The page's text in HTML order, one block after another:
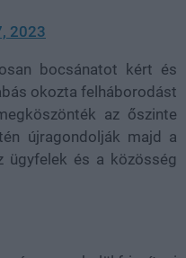
2023
bocsánatot kért és
okozta felháborodást
az őszinte
újragondolják majd a
ügyfelek és a közösség